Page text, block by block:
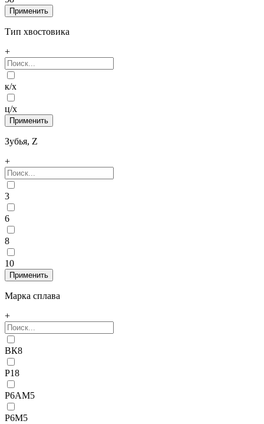
Тип хвостовика
+
к/х
ц/х
Зубья, Z
+
3
6
8
10
Марка сплава
+
ВК8
Р18
Р6АМ5
Р6М5